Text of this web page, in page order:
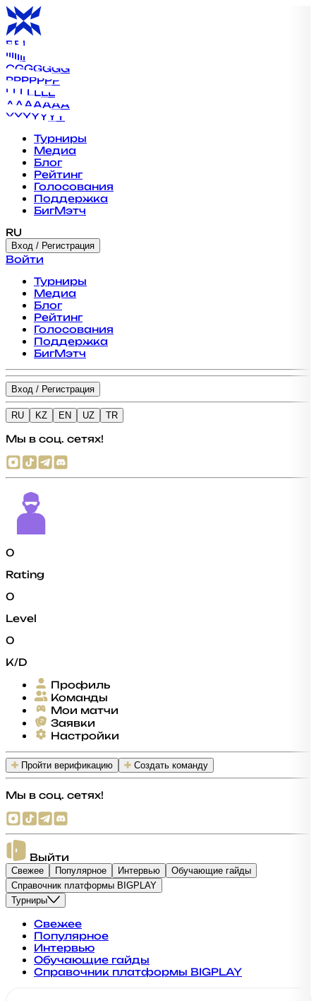
B B B
IIIIIII
GGGGGGG
PPPPPPP
L L L LLLL
A AAAAAA
YYYYY Y Y
Турниры
Медиа
Блог
Рейтинг
Голосования
Поддержка
БигМэтч
RU
Вход / Регистрация
Войти
Турниры
Медиа
Блог
Рейтинг
Голосования
Поддержка
БигМэтч
Вход / Регистрация
RU KZ EN UZ TR
Мы в соц. сетях!
0
Rating
0
Level
0
K/D
Профиль
Команды
Мои матчи
Заявки
Настройки
Пройти верификацию Создать команду
Мы в соц. сетях!
Выйти
Свежее Популярное Интервью
Обучающие гайды
Справочник платформы BIGPLAY
Турниры
Свежее
Популярное
Интервью
Обучающие гайды
Справочник платформы BIGPLAY